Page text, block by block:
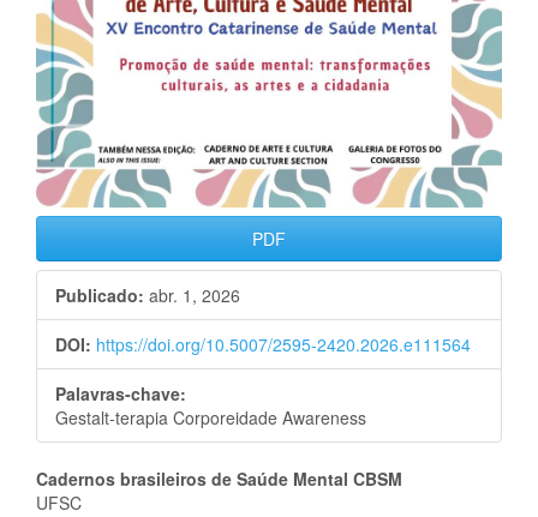
PDF
Publicado: abr. 1, 2026
DOI: https://doi.org/10.5007/2595-2420.2026.e111564
Palavras-chave:
Gestalt-terapia Corporeidade Awareness
Conteúdo
Cadernos brasileiros de Saúde Mental CBSM
UFSC